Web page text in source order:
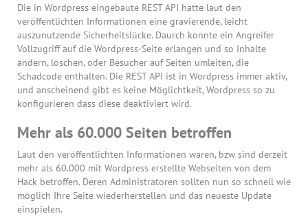
Die in Wordpress eingebaute REST API hatte laut den
veröffentlichten Informationen eine gravierende, leicht
auszunutzende Sicherheitslücke. Daurch konnte ein Angreifer
Vollzugriff auf die Wordpress-Seite erlangen und so Inhalte
ändern, löschen, oder Besucher auf Seiten umleiten, die
Schadcode enthalten. Die REST API ist in Wordpress immer aktiv,
und anscheinend gibt es keine Möglichtkeit, Wordpress so zu
konfigurieren dass diese deaktiviert wird.
Mehr als 60.000 Seiten betroffen
Laut den veröffentlichten Informationen waren, bzw sind derzeit
mehr als 60.000 mit Wordpress erstellte Webseiten von dem
Hack betroffen. Deren Administratoren sollten nun so schnell wie
möglich Ihre Seite wiederherstellen und das neueste Update
einspielen.